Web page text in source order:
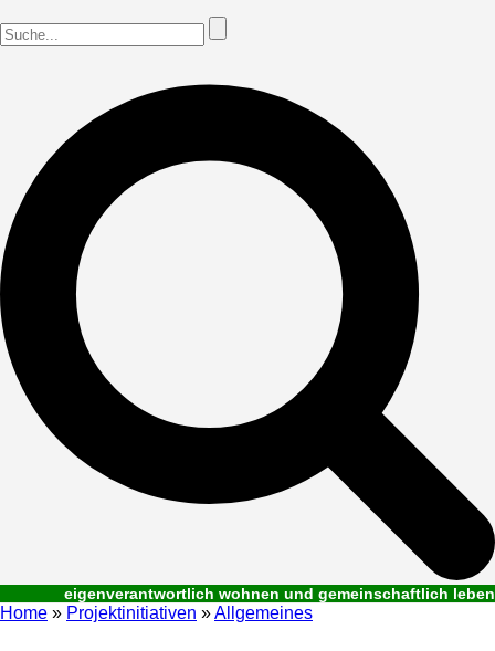
eigenverantwortlich wohnen und gemeinschaftlich leben
Home » Projektinitiativen »Allgemeines